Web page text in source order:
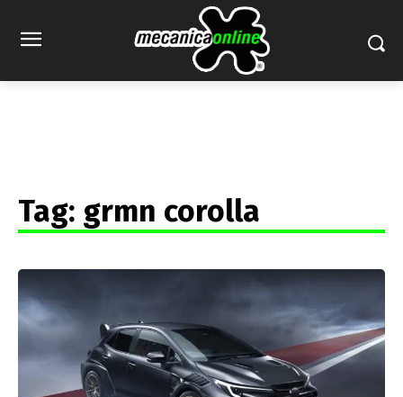
Tag: grmn corolla